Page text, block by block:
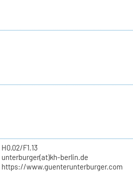
H0.02/F1.13
unterburger(at)kh-berlin.de
https://www.guenterunterburger.com